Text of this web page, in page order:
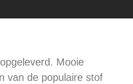
Mooie
van de populaire stof